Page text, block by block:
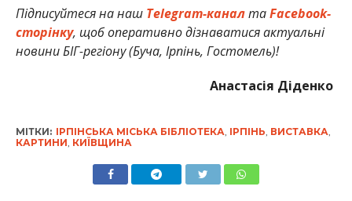
Підписуйтеся на наш Telegram-канал таFacebook-
сторінку, щоб оперативно дізнаватися актуальні
новини БІГ-регіону (Буча, Ірпінь, Гостомель)!
Анастасія Діденко
МІТКИ: ІРПІНСЬКА МІСЬКА БІБЛІОТЕКА, ІРПІНЬ, ВИСТАВКА,
КАРТИНИ, КИЇВЩИНА